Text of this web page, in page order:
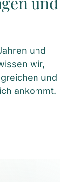
und
wir,
und
ankommt.